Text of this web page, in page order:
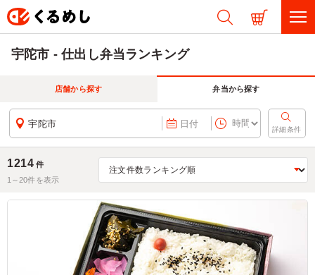
宇陀市 - 仕出し弁当ランキング
店舗から探す 弁当から探す
宇陀市 日付
詳細条件
1214 件
1～20件を表示